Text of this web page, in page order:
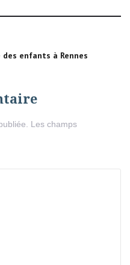
enfants à Rennes
Les champs